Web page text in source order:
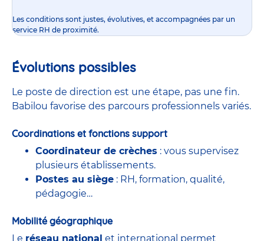
Les conditions sont justes, évolutives, et accompagnées par un
service RH de proximité.
Évolutions possibles
Le poste de direction est une étape, pas une fin.
Babilou favorise des parcours professionnels variés.
Coordinations et fonctions support
Coordinateur de crèches : vous supervisez
plusieurs établissements.
Postes au siège : RH, formation, qualité,
pédagogie…
Mobilité géographique
Le réseau national et international permet